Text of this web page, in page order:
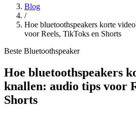
Blog
/
Hoe bluetoothspeakers korte
voor Reels, TikToks en Shorts
Beste Bluetoothspeaker
Hoe bluetoothspeakers
knallen: audio tips voor
Shorts